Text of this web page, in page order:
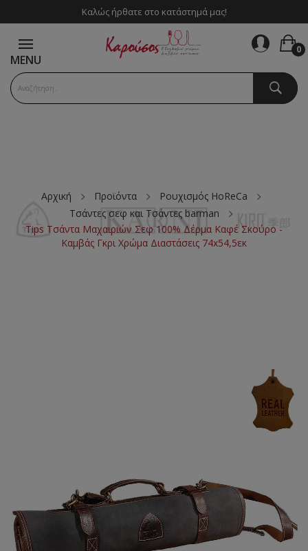
Καλώς ήρθατε στο κατάστημά μας!
MENU
0
Αρχική Προϊόντα
Ρουχισμός HoReCa
Τσάντες σεφ και Τσάντες barman
Tips Τσάντα Μαχαιριών Σεφ 100% Δέρμα Καφέ Σκούρο -
Καμβάς Γκρι Χρώμα Διαστάσεις 74x54,5εκ